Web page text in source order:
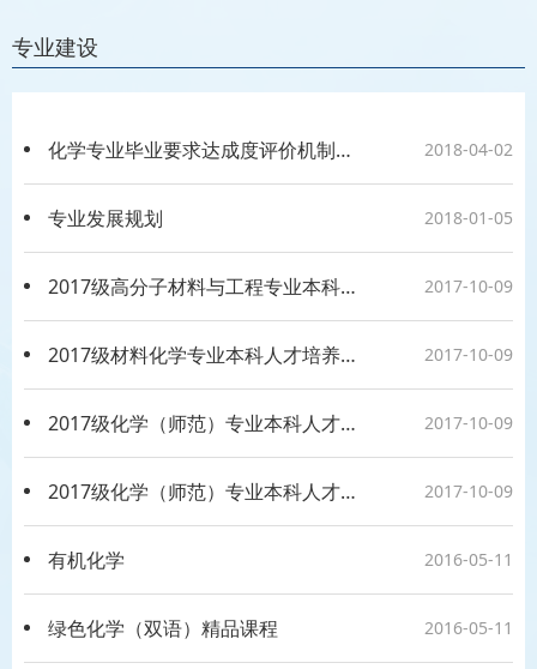
专业建设
化学专业毕业要求达成度评价机制与方法 2018-04-02
专业发展规划 2018-01-05
2017级高分子材料与工程专业本科人才培养方案 2017-10-09
2017级材料化学专业本科人才培养方案 2017-10-09
2017级化学（师范）专业本科人才培养方案（二本） 2017-10-09
2017级化学（师范）专业本科人才培养方案（一本） 2017-10-09
有机化学 2016-05-11
绿色化学（双语）精品课程 2016-05-11